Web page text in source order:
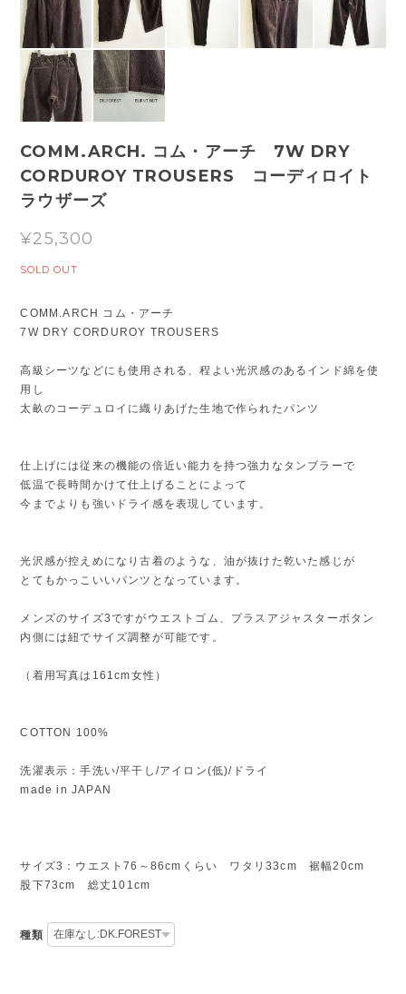
COMM.ARCH. コム・アーチ 7W DRY
CORDUROY TROUSERS コーディロイト
ラウザーズ
¥25,300
SOLD OUT
COMM.ARCH コム・アーチ
7W DRY CORDUROY TROUSERS
高級シーツなどにも使用される、程よい光沢感のあるインド綿を使
用し
太畝のコーデュロイに織りあげた生地で作られたパンツ
仕上げには従来の機能の倍近い能力を持つ強力なタンブラーで
低温で長時間かけて仕上げることによって
今までよりも強いドライ感を表現しています。
光沢感が控えめになり古着のような、油が抜けた乾いた感じが
とてもかっこいいパンツとなっています。
メンズのサイズ3ですがウエストゴム、プラスアジャスターボタン
内側には紐でサイズ調整が可能です。
（着用写真は161cm女性）
COTTON 100%
洗濯表示：手洗い/平干し/アイロン(低)/ドライ
made in JAPAN
サイズ3：ウエスト76～86cmくらい ワタリ33cm 裾幅20cm
股下73cm 総丈101cm
種類